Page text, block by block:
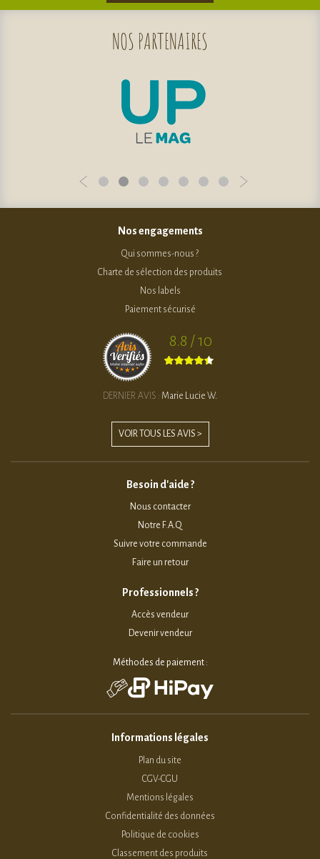
NOS PARTENAIRES
Nos engagements
Qui sommes-nous ?
Charte de sélection des produits
Nos labels
Paiement sécurisé
8.8 / 10
DERNIER AVIS : Marie Lucie W.
VOIR TOUS LES AVIS >
Besoin d'aide ?
Nous contacter
Notre F.A.Q
Suivre votre commande
Faire un retour
Professionnels ?
Accès vendeur
Devenir vendeur
Méthodes de paiement :
Informations légales
Plan du site
CGV-CGU
Mentions légales
Confidentialité des données
Politique de cookies
Classement des produits